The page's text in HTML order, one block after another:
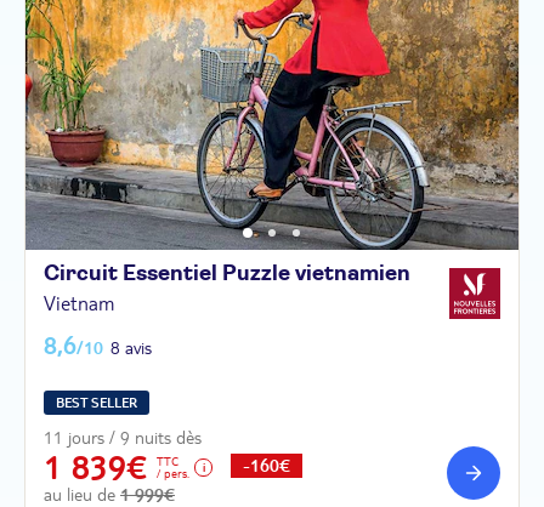
Circuit Essentiel Puzzle vietnamien
Vietnam
8,6/10 8 avis
BEST SELLER
11 jours / 9 nuits dès
1 839€
TTC
/ pers.
au lieu de 1 999€
-160€